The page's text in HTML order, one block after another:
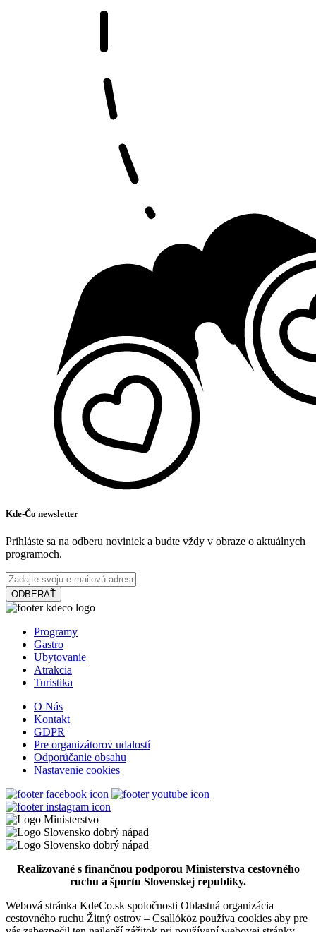
Kde-Čo newsletter
Prihláste sa na odberu noviniek a budte vždy v obraze o aktuálnych
programoch.
ODBERAŤ
Programy
Gastro
Ubytovanie
Atrakcia
Turistika
O Nás
Kontakt
GDPR
Pre organizátorov udalostí
Odporúčanie obsahu
Nastavenie cookies
Realizované s finančnou podporou Ministerstva cestovného
ruchu a športu Slovenskej republiky.
Webová stránka KdeCo.sk spoločnosti Oblastná organizácia
cestovného ruchu Žitný ostrov – Csallóköz používa cookies aby pre